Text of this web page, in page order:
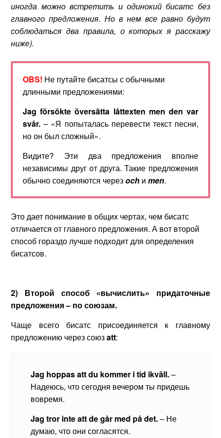
иногда можно встретить и одинокий бисатс без
главного предложения. Но в нем все равно будут
соблюдаться два правила, о которых я расскажу
ниже).
OBS! Не путайте бисатсы с обычными
длинными предложениями:
Jag försökte översätta låttexten men den var
svår. – «Я попыталась перевести текст песни,
но он был сложный».
Видите? Эти два предложения вполне
независимы друг от друга. Такие предложения
обычно соединяются черезoch и men.
Это дает понимание в общих чертах, чем бисатс
отличается от главного предложения. А вот второй
способ гораздо лучше подходит для определения
бисатсов.
2)
Второй способ «вычислить» придаточные
предложения – по союзам.
Чаще всего бисатс присоединяется к главному
предложению через союзatt:
Jag hoppas att du kommer i tid ikväll.–
Надеюсь, что сегодня вечером ты придешь
вовремя.
Jag tror inte att de går med på det.– Не
думаю, что они согласятся.